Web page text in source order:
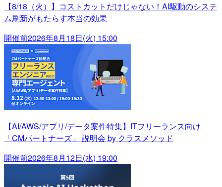
【8/18（火）】コストカットだけじゃない！AI駆動のシステ
ム刷新がもたらす本当の効果
開催前2026年8月18日(火) 15:00
【AI/AWS/アプリ/データ案件特集】ITフリーランス向け
「CMパートナーズ」 説明会 by クラスメソッド
開催前2026年8月12日(水) 19:00